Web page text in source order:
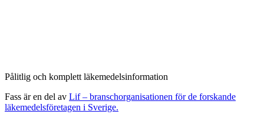
Pålitlig och komplett läkemedelsinformation
Fass är en del av Lif – branschorganisationen för de forskande
läkemedelsföretagen i Sverige.